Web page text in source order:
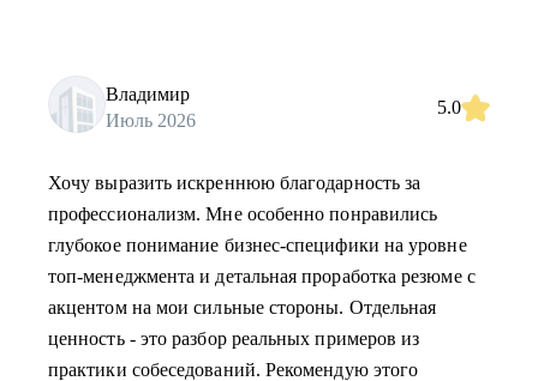
Владимир
Июль 2026
5.0
Хочу выразить искреннюю благодарность за
профессионализм. Мне особенно понравились
глубокое понимание бизнес-специфики на уровне
топ-менеджмента и детальная проработка резюме с
акцентом на мои сильные стороны. Отдельная
ценность - это разбор реальных примеров из
практики собеседований. Рекомендую этого